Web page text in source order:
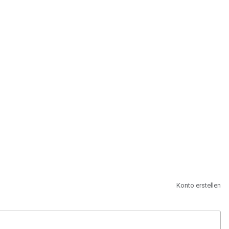
Konto erstellen